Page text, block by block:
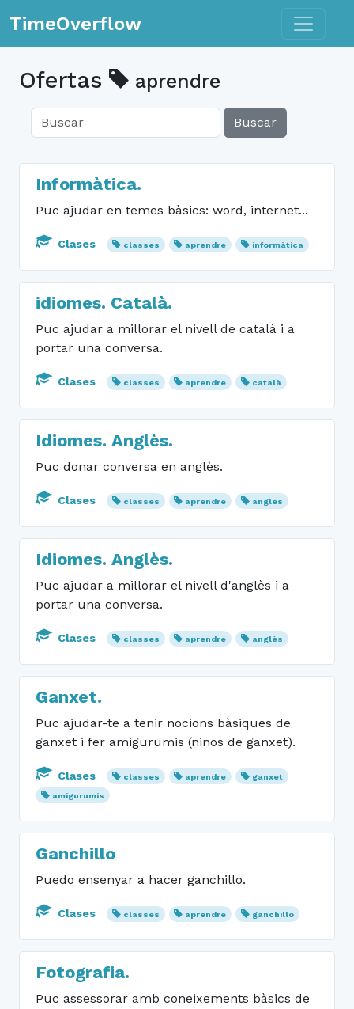
TimeOverflow Toggle
Ofertas aprendre
Buscar
Informàtica.
Puc ajudar en temes bàsics: word, internet...
Clases classes aprendre informàtica
idiomes. Català.
Puc ajudar a millorar el nivell de català i a
portar una conversa.
Clases classes aprendre català
Idiomes. Anglès.
Puc donar conversa en anglès.
Clases classes aprendre anglès
Idiomes. Anglès.
Puc ajudar a millorar el nivell d'anglès i a
portar una conversa.
Clases classes aprendre anglès
Ganxet.
Puc ajudar-te a tenir nocions bàsiques de
ganxet i fer amigurumis (ninos de ganxet).
Clases classes aprendre
ganxet
amigurumis
Ganchillo
Puedo ensenyar a hacer ganchillo.
Clases classes aprendre ganchillo
Fotografia.
Puc assessorar amb coneixements bàsics de